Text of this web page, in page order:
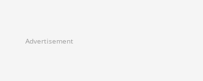
Advertisement